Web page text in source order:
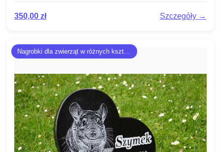
350,00 zł Szczegóły →
Nagrobki dla zwierząt w różnych kształtach